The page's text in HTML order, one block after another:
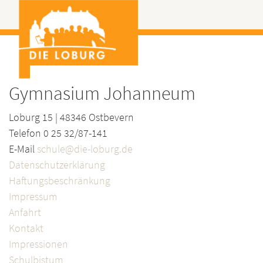
Gymnasium Johanneum
Loburg 15 | 48346 Ostbevern
Telefon 0 25 32/87-141
E-Mail schule@die-loburg.de
Datenschutzerklärung
Haftungsbeschränkung
Impressum
Anfahrt
Kontakt
Impressionen
Schulbistum